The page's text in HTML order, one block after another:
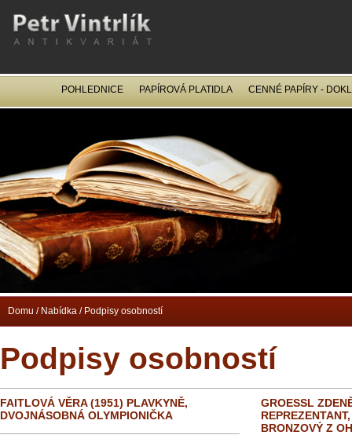
Podpisy osobností
FAITLOVÁ VĚRA (1951) PLAVKYNĚ,
DVOJNÁSOBNÁ OLYMPIONIČKA
GROESSL
BRONZOVÝ Z
POHLEDNICE PAPÍROVÁ PLATIDLA CENNÉ PAPÍRY -
Domu / Nabídka / Podpisy osobností